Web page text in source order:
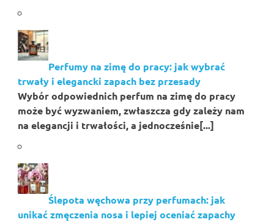
Perfumy na zimę do pracy: jak wybrać
trwały i elegancki zapach bez przesady
Wybór odpowiednich perfum na zimę do pracy
może być wyzwaniem, zwłaszcza gdy zależy nam
na elegancji i trwałości, a jednocześnie[...]
Ślepota węchowa przy perfumach: jak
unikać zmęczenia nosa i lepiej oceniać zapachy